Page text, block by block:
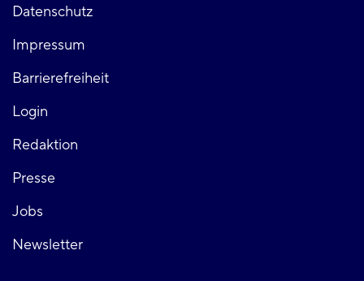
Fußzeile
links
Datenschutz
Impressum
Barrierefreiheit
Login
Fußzeile
rechts
Redaktion
Presse
Jobs
Newsletter